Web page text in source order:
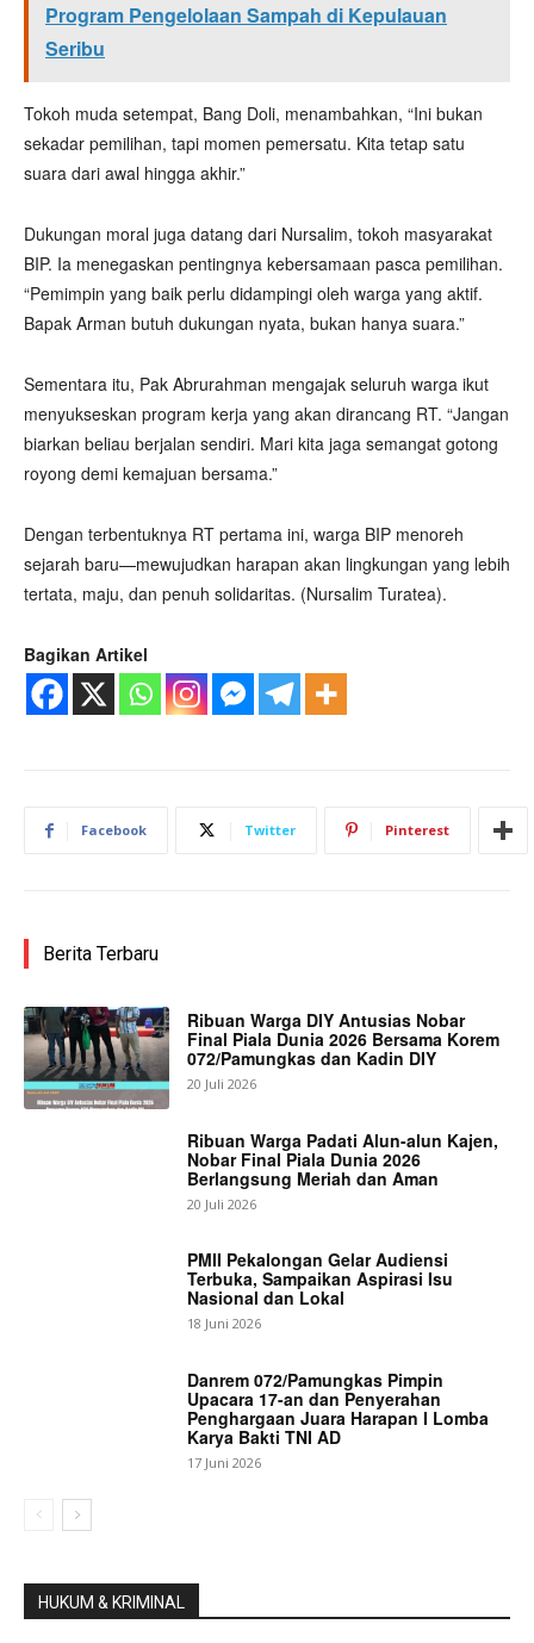
Program Pengelolaan Sampah di Kepulauan
Seribu
Tokoh muda setempat, Bang Doli, menambahkan, “Ini bukan
sekadar pemilihan, tapi momen pemersatu. Kita tetap satu
suara dari awal hingga akhir.”
Dukungan moral juga datang dari Nursalim, tokoh masyarakat
BIP. Ia menegaskan pentingnya kebersamaan pasca pemilihan.
“Pemimpin yang baik perlu didampingi oleh warga yang aktif.
Bapak Arman butuh dukungan nyata, bukan hanya suara.”
Sementara itu, Pak Abrurahman mengajak seluruh warga ikut
menyukseskan program kerja yang akan dirancang RT. “Jangan
biarkan beliau berjalan sendiri. Mari kita jaga semangat gotong
royong demi kemajuan bersama.”
Dengan terbentuknya RT pertama ini, warga BIP menoreh
sejarah baru—mewujudkan harapan akan lingkungan yang lebih
tertata, maju, dan penuh solidaritas. (Nursalim Turatea).
Bagikan Artikel
Facebook Twitter Pinterest
Berita Terbaru
Ribuan Warga DIY Antusias Nobar
Final Piala Dunia 2026 Bersama Korem
072/Pamungkas dan Kadin DIY
20 Juli 2026
Ribuan Warga Padati Alun-alun Kajen,
Nobar Final Piala Dunia 2026
Berlangsung Meriah dan Aman
20 Juli 2026
PMII Pekalongan Gelar Audiensi
Terbuka, Sampaikan Aspirasi Isu
Nasional dan Lokal
18 Juni 2026
Danrem 072/Pamungkas Pimpin
Upacara 17-an dan Penyerahan
Penghargaan Juara Harapan I Lomba
Karya Bakti TNI AD
17 Juni 2026
HUKUM & KRIMINAL